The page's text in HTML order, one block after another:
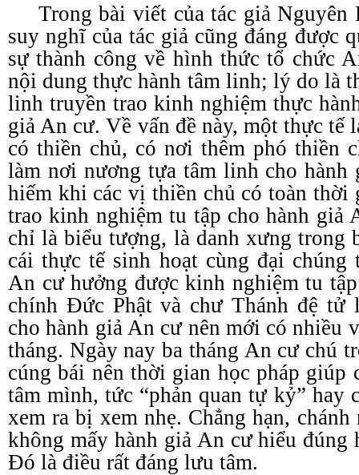
Trong bài viết của tác giả Nguyên
suy nghĩ của tác giả cũng đáng được
sự thành công về hình thức tổ chức
nội dung thực hành tâm linh; lý do là
linh truyền trao kinh nghiệm thực
giả An cư. Về vấn đề này, một thực tế
có thiền chủ, có nơi thêm phó thiền
làm nơi nương tựa tâm linh cho hành
hiếm khi các vị thiền chủ có toàn thời
trao kinh nghiệm tu tập cho hành giả
chỉ là biểu tượng, là danh xưng trong
cái thực tế sinh hoạt cùng đại chúng
An cư hưởng được kinh nghiệm tu
chính Đức Phật và chư Thánh đệ tử
cho hành giả An cư nên mới có nhiều
tháng. Ngày nay ba tháng An cư chú
cúng bái nên thời gian học pháp giúp
tâm mình, tức “phản quan tự kỷ” hay
xem ra bị xem nhẹ. Chẳng hạn,
không mấy hành giả An cư hiểu đúng
Đó là điều rất đáng lưu tâm.